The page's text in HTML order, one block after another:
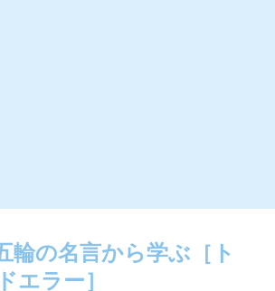
輪の名言から学ぶ［ト
エラー］